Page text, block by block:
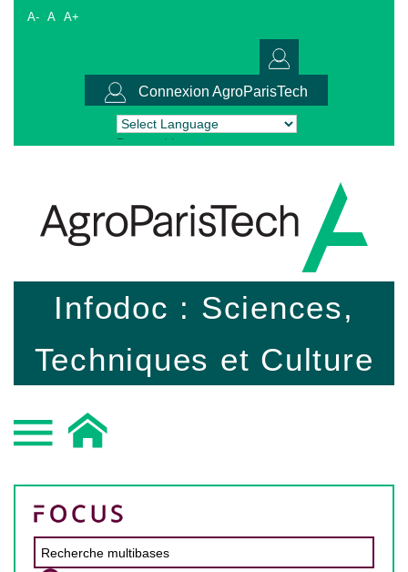
A- A A+
Connexion AgroParisTech
Powered by Translate
Infodoc : Sciences,
Techniques et Culture